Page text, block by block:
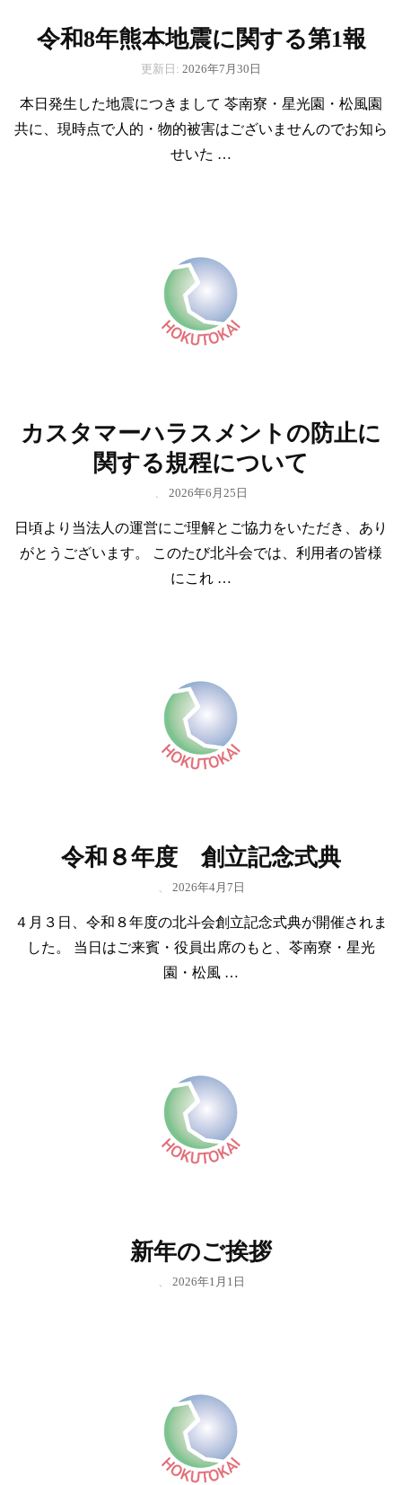
令和8年熊本地震に関する第1報
更新日: 2026年7月30日
本日発生した地震につきまして 苓南寮・星光園・松風園
共に、現時点で人的・物的被害はございませんのでお知ら
せいた …
カスタマーハラスメントの防止に
関する規程について
2026年6月25日
日頃より当法人の運営にご理解とご協力をいただき、あり
がとうございます。 このたび北斗会では、利用者の皆様
にこれ …
令和８年度 創立記念式典
2026年4月7日
４月３日、令和８年度の北斗会創立記念式典が開催されま
した。 当日はご来賓・役員出席のもと、苓南寮・星光
園・松風 …
新年のご挨拶
2026年1月1日